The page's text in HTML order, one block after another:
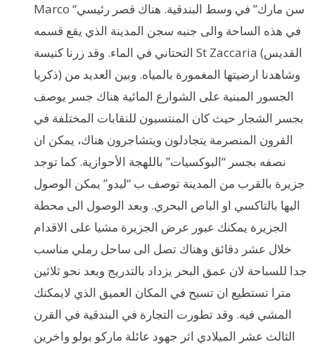
Marco “سن مارك” في وسط البندقية. هناك قصر رئيسي
في هذه الساحة والى جنبه سجن المدينة الذي يقع قسمه
التحتاني في الماء. وقد زرنا كنيسة St Zaccaria (القديس
ذكريا) وشاهدنا ارضيتها المغمورة بالمياه. وبين العديد من
الجسور المبنية على الشوارع المائية هناك جسر يوصف
بجسر الشجار حيث كان المنتسبون للنقابات المختلفة في
القرون المنصرمة يتجادلون ويتشاجرون هناك، يمكن ان
نصفه بجسر “البوكسيات” باللهجة الأحوازية. كما توجد
جزيرة بالقرب من المدينة توصف ب “ليدو” يمكن الوصول
اليها بالتاكسي او الباص البحري. وبعد الوصول الى محطة
الجزيرة يمكنك عبور عرض الجزيرة مشيا على الاقدام
خلال عشر دقائق وهناك تصل الى ساحل رملي مناسب
جدا للسباحة لان عمق البحر يزداد بالتدريج وبعد نحو ثلاثين
مترا تستطيع ان تسبح في المكان العميق الذي لايمكنك
المشي فيه. وقد تطورت التجارة في البندقية في القرن
الثالث عشر الميلادي اثر جهود عائلة ماركو بولو واخرين